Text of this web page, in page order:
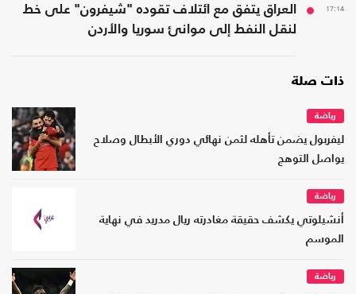
17:14
العراق يتفق مع ائتلاف تقوده "شيفرون" على خط
لنقل النفط إلى موانئ سوريا والأردن
ذات صلة
رياضة
ليفربول يضمن تأهله لثمن نهائي دوري الأبطال وصلاح
يواصل التوهج
رياضة
أنشيلوتي يكشف حقيقة مغادرته ريال مدريد في نهاية
الموسم
رياضة